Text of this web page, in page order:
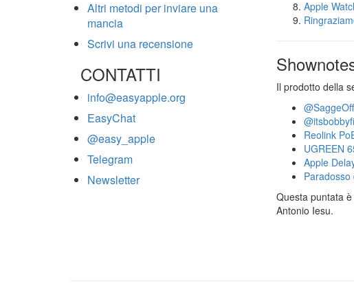
Altri metodi per inviare una
mancia
Scrivi una recensione
CONTATTI
info@easyapple.org
EasyChat
@easy_apple
Telegram
Newsletter
Apple
Il prodotto della
Reolink
UGREEN
Apple
Questa puntata
Antonio Iesu.